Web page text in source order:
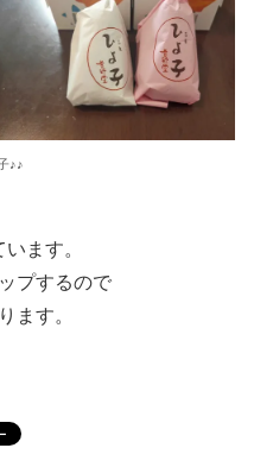
♪♪
ます。
プするので
ます。